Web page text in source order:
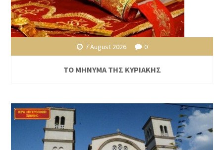
7 August 2026 0
ΤΟ ΜΗΝΥΜΑ ΤΗΣ ΚΥΡΙΑΚΗΣ